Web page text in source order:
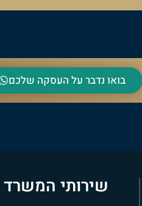
בואו נדבר על העסקה שלכם
שירותי המשרד